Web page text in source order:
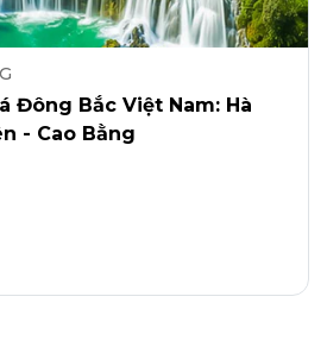
Đông Bắc Việt Nam: Hà
- Cao Bằng